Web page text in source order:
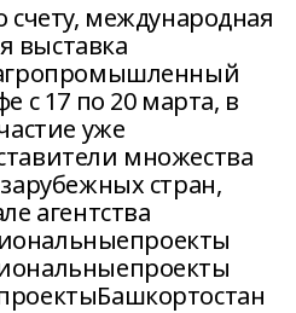
международная
выставка
с 17 по 20 марта, в
уже
множества
стран,
агентства